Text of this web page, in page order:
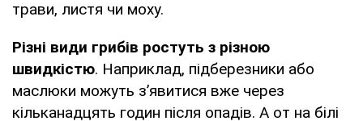
трави, листя чи моху.
Різні види грибів ростуть з різною
швидкістю. Наприклад, підберезники або
маслюки можуть з’явитися вже через
кільканадцять годин після опадів. А от на білі